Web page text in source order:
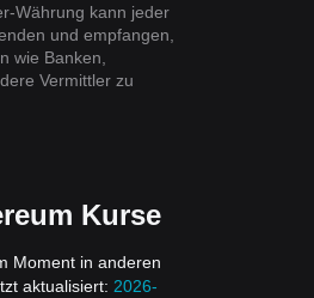
Währung kann jeder
und empfangen,
wie Banken,
Vermittler zu
Kurse
Moment in anderen
aktualisiert: 2026-